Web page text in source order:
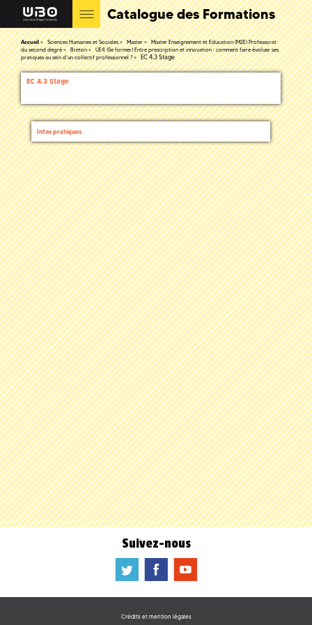
Catalogue des Formations
Accueil Sciences Humaines et Sociales Master
Master Enseignement et Education (M2E) Professorat
du second degré
Breton
UE4 (Se former) Entre prescription et innovation : comment faire évoluer ses
pratiques au sein d’un collectif professionnel ?
EC 4.3 Stage
EC 4.3 Stage
Infos pratiques
Suivez-nous
a b f
Crédits et mention légales